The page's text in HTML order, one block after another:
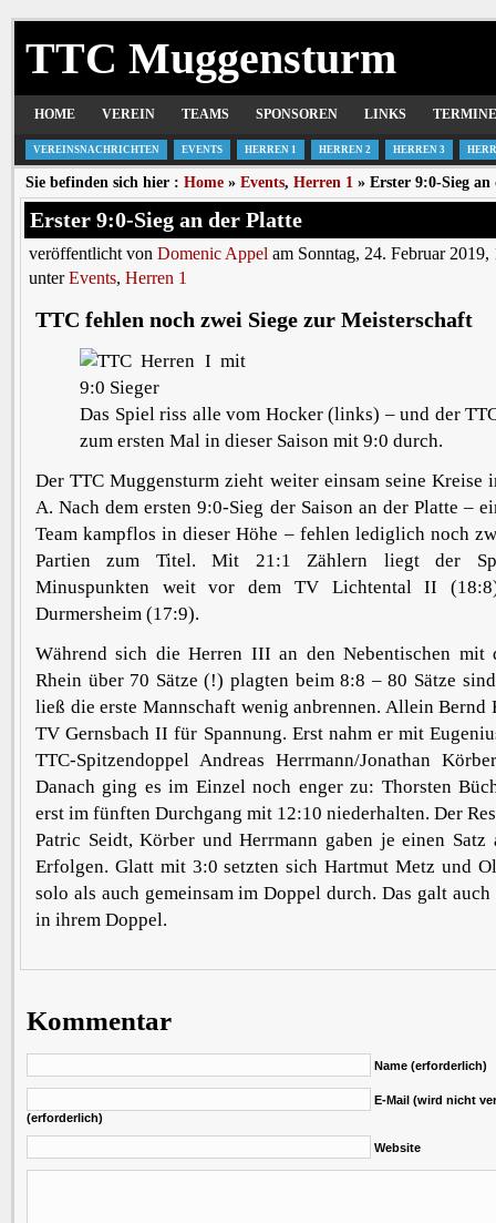
TTC Muggensturm
HOME VEREIN TEAMS SPONSOREN LINKS TERMINE
VEREINSNACHRICHTEN EVENTS HERREN 1 HERREN 2 HERREN 3
Sie befinden sich hier : Home » Events, Herren 1 » Erster 9:0-Sieg
Erster 9:0-Sieg an der Platte
veröffentlicht von Domenic Appel am Sonntag, 24. Februar 2019,
unterEvents, Herren 1
TTC fehlen noch zwei Siege zur Meisterschaft
Das Spiel riss alle vom Hocker (links) – und der
zum ersten Mal in dieser Saison mit 9:0 durch.
Der TTC Muggensturm zieht weiter einsam seine Kreise
A. Nach dem ersten 9:0-Sieg der Saison an der Platte –
Team kampflos in dieser Höhe – fehlen lediglich noch
Partien zum Titel. Mit 21:1 Zählern liegt der
Minuspunkten weit vor dem TV Lichtental II
Durmersheim (17:9).
Während sich die Herren III an den Nebentischen mit
Rhein über 70 Sätze (!) plagten beim 8:8 – 80 Sätze
ließ die erste Mannschaft wenig anbrennen. Allein Bernd
TV Gernsbach II für Spannung. Erst nahm er mit
TTC-Spitzendoppel Andreas Herrmann/Jonathan
Danach ging es im Einzel noch enger zu: Thorsten
erst im fünften Durchgang mit 12:10 niederhalten. Der
Patric Seidt, Körber und Herrmann gaben je einen
Erfolgen. Glatt mit 3:0 setzten sich Hartmut Metz und
solo als auch gemeinsam im Doppel durch. Das galt
in ihrem Doppel.
Kommentar
Name (erforderlich)
E-Mail (wird nicht
(erforderlich)
Website